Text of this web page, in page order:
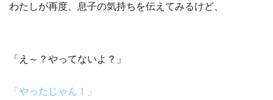
わたしが再度、息子の気持ちを伝えてみるけど、
「え～？やってないよ？」
「やったじゃん！」